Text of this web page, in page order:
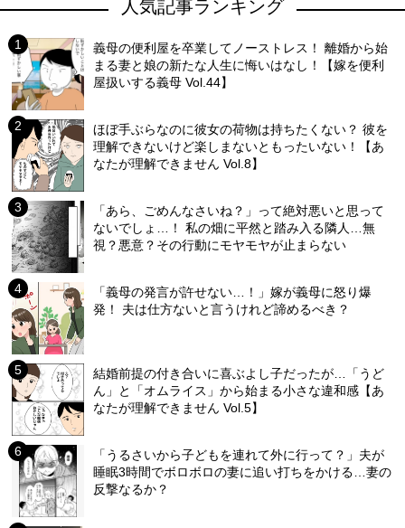
人気記事ランキング
義母の便利屋を卒業してノーストレス！ 離婚から始
まる妻と娘の新たな人生に悔いはなし！【嫁を便利
屋扱いする義母 Vol.44】
ほぼ手ぶらなのに彼女の荷物は持ちたくない？ 彼を
理解できないけど楽しまないともったいない！【あ
なたが理解できません Vol.8】
「あら、ごめんなさいね？」って絶対悪いと思って
ないでしょ…！ 私の畑に平然と踏み入る隣人…無
視？悪意？その行動にモヤモヤが止まらない
「義母の発言が許せない…！」嫁が義母に怒り爆
発！ 夫は仕方ないと言うけれど諦めるべき？
結婚前提の付き合いに喜ぶよし子だったが…「うど
ん」と「オムライス」から始まる小さな違和感【あ
なたが理解できません Vol.5】
「うるさいから子どもを連れて外に行って？」夫が
睡眠3時間でボロボロの妻に追い打ちをかける…妻の
反撃なるか？